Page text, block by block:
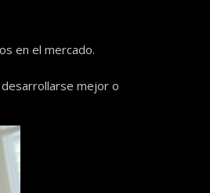
en el mercado.
mejor o